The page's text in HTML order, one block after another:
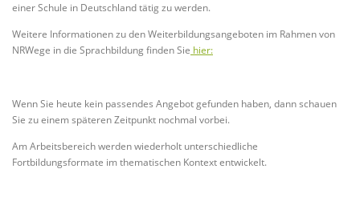
einer Schule in Deutschland tätig zu werden.
Weitere Informationen zu den Weiterbildungsangeboten im Rahmen von
NRWege in die Sprachbildung finden Sie hier:
Wenn Sie heute kein passendes Angebot gefunden haben, dann schauen
Sie zu einem späteren Zeitpunkt nochmal vorbei.
Am Arbeitsbereich werden wiederholt unterschiedliche
Fortbildungsformate im thematischen Kontext entwickelt.